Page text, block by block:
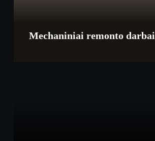
Mechaniniai remonto darbai